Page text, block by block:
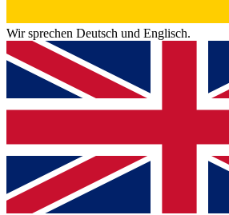
Wir sprechen Deutsch und Englisch.